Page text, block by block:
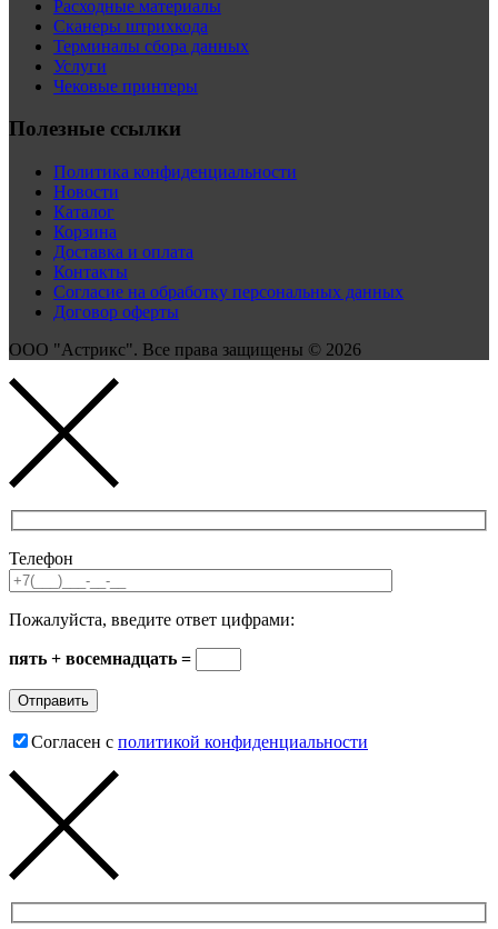
Расходные материалы
Сканеры штрихкода
Терминалы сбора данных
Услуги
Чековые принтеры
Полезные ссылки
Политика конфиденциальности
Новости
Каталог
Корзина
Доставка и оплата
Контакты
Согласие на обработку персональных данных
Договор оферты
ООО "Астрикс". Все права защищены © 2026
Телефон
Пожалуйста, введите ответ цифрами:
пять + восемнадцать =
Согласен с политикой конфиденциальности